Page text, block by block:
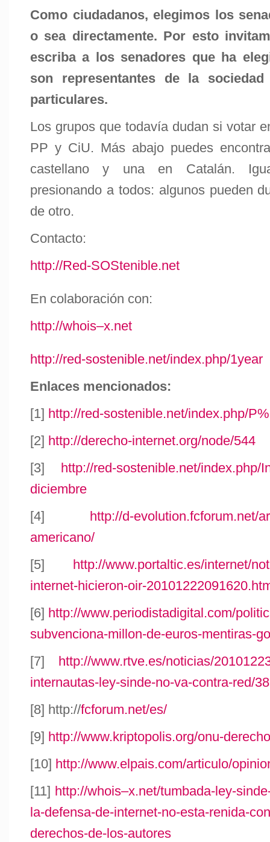
Como ciudadanos, elegimos los
o sea directamente. Por esto
escriba a los senadores que ha
son representantes de la
particulares.
Los grupos que todavía dudan si votar
PP y CiU. Más abajo puedes
castellano y una en Catalán.
presionando a todos: algunos pueden
de otro.
Contacto:
http://Red-SOStenible.net
En colaboración con:
http://whois–x.net
http://red-sostenible.net/index.php/1year
Enlaces mencionados:
[1] http://red-sostenible.net/index.php/
[2] http://derecho-internet.org/node/544
[3] http://red-sostenible.net/index.php/
diciembre
[4] http://d-evolution.fcforum.net/
americano/
[5] http://www.portaltic.es/internet/
internet-hicieron-oir-
[6] http://www.periodistadigital.com/
subvenciona-millon-de-euros-mentiras-
[7] http://www.rtve.es/noticias/
internautas-ley-sinde-no-va-contra-red/
[8] http://fcforum.net/es/
[9] http://www.kriptopolis.org/onu-
[10] http://www.elpais.com/articulo/
[11] http://whois–x.net/tumbada-ley-
la-defensa-de-internet-no-esta-renida-
derechos-de-los-autores